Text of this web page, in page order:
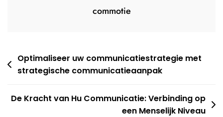
commotie
Berichtnavigatie
Optimaliseer uw communicatiestrategie met
strategische communicatieaanpak
De Kracht van Hu Communicatie: Verbinding op
een Menselijk Niveau